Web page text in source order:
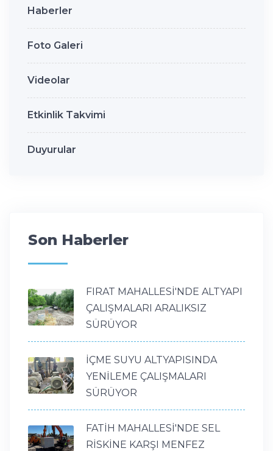
Haberler
Foto Galeri
Videolar
Etkinlik Takvimi
Duyurular
Son Haberler
FIRAT MAHALLESİ'NDE ALTYAPI
ÇALIŞMALARI ARALIKSIZ
SÜRÜYOR
İÇME SUYU ALTYAPISINDA
YENİLEME ÇALIŞMALARI
SÜRÜYOR
FATİH MAHALLESİ'NDE SEL
RİSKİNE KARŞI MENFEZ